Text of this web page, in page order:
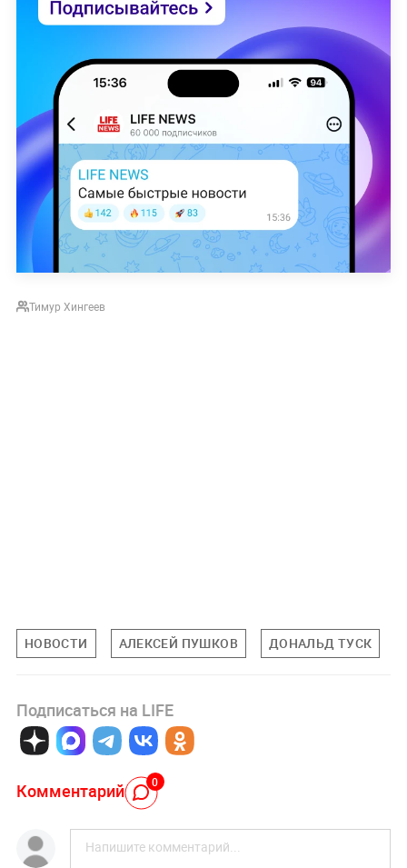
Тимур Хингеев
НОВОСТИ АЛЕКСЕЙ ПУШКОВ ДОНАЛЬД ТУСК
Подписаться на LIFE
Комментарий 0